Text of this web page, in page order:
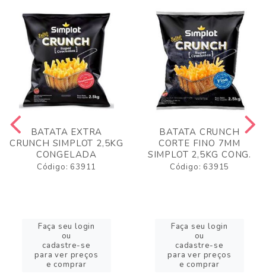
BATATA EXTRA
CRUNCH SIMPLOT 2,5KG
CONGELADA
Código: 63911
Faça seu login
ou
cadastre-se
para ver preços
e comprar
BATATA CRUNCH
CORTE FINO 7MM
SIMPLOT 2,5KG CONG.
Código: 63915
Faça seu login
ou
cadastre-se
para ver preços
e comprar